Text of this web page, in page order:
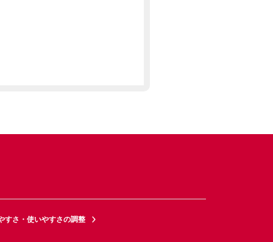
すさ・使いやすさの調整